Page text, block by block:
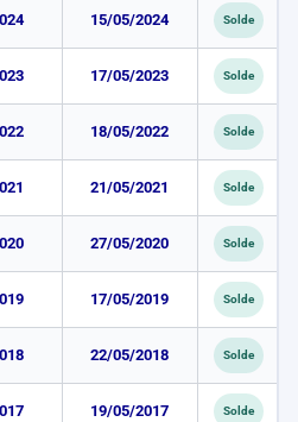
15/05/2024 Solde
17/05/2023 Solde
18/05/2022 Solde
21/05/2021 Solde
27/05/2020 Solde
17/05/2019 Solde
22/05/2018 Solde
19/05/2017 Solde